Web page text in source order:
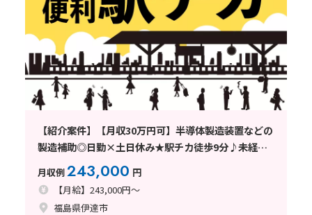
【紹介案件】【月収30万円可】半導体製造装置などの
製造補助◎日勤×土日休み★駅チカ徒歩9分♪未経験
月収例243,000 円
【月給】243,000円～
福島県伊達市